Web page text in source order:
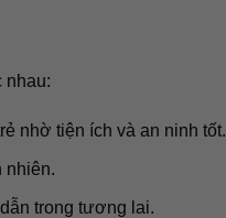
nhau:
nhờ tiện ích và an ninh tốt.
nhiên.
trong tương lai.